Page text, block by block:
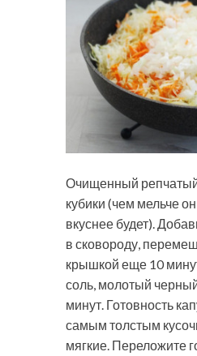
Очищенный репчатый
кубики (чем мельче
вкуснее будет).
в сковороду,
крышкой еще 10
соль, молотый
минут. Готовность
самым толстым
мягкие. Переложите